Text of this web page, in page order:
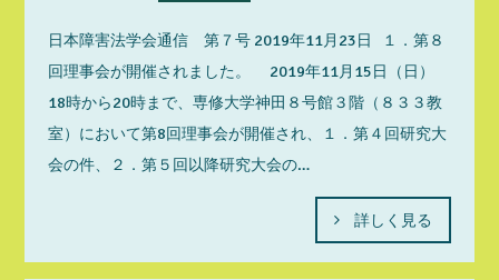
日本障害法学会通信 第７号 2019年11月23日 １．第８
回理事会が開催されました。 2019年11月15日（日）
18時から20時まで、専修大学神田８号館３階（８３３教
室）において第8回理事会が開催され、１．第４回研究大
会の件、２．第５回以降研究大会の…
詳しく見る